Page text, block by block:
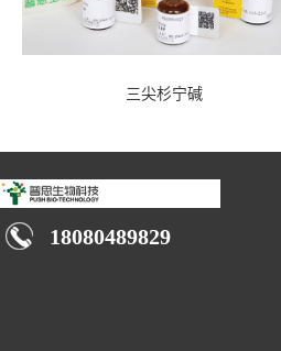
三尖杉宁碱
18080489829